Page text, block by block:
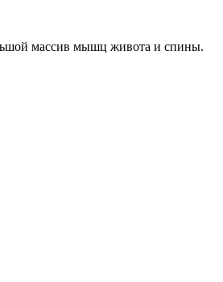
массив мышц живота и спины.